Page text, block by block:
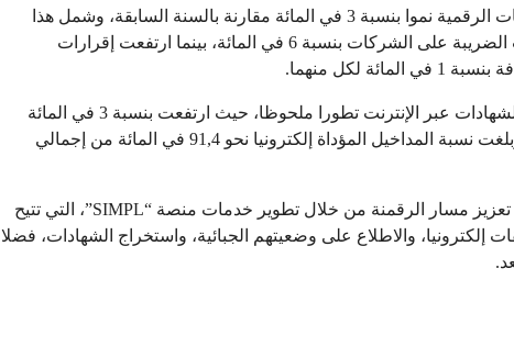
وسجلت الإقرارات الضريبية المودعة عبر المنصات الرقمية نموا بنسبة 3 في المائة مقارنة بالسنة السابقة، وشمل هذا
الارتفاع مختلف أنواع الضرائب، إذ زادت إقرارات الضريبة على الشركات بنسبة 6 في المائة، بينما ارتفعت إقرارات
لكل منهما.
كما شهدت خدمات الأداء الإلكتروني واستخراج الشهادات عبر الإنترنت تطورا ملحوظا، حيث ارتفعت بنسبة 3 في المائة
و34 في المائة على التوالي مقارنة بسنة 2024. وبلغت نسبة المداخيل المؤداة إلكترونيا نحو 91,4 في المائة من إجمالي
وأكد التقرير أن المديرية العامة للضرائب تواصل تعزيز مسار الرقمنة من خلال تطوير خدمات منصة “SIMPL”، التي تتيح
إلكترونيا، والاطلاع على وضعيتهم الجبائية، واستخراج الشهادات، فضلا